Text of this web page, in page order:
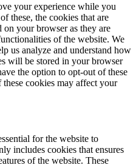
your experience while you
these, the cookies that are
on your browser as they are
of the website. We
us analyze and understand how
will be stored in your browser
the option to opt-out of these
cookies may affect your
for the website to
includes cookies that ensures
of the website. These